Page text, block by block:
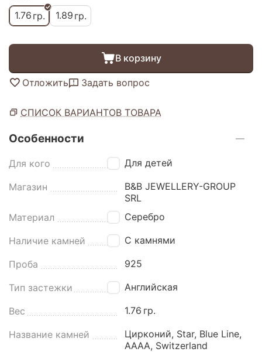
1.76 гр. 1.89 гр.
В корзину
Отложить Задать вопрос
СПИСОК ВАРИАНТОВ ТОВАРА
Особенности
Для кого Для детей
Магазин
B&B JEWELLERY-GROUP
SRL
Материал
Серебро
Наличие камней С камнями
Проба 925
Тип застежки Английская
Вес 1.76 гр.
Название камней
Цирконий, Star, Blue Line,
AAAA, Switzerland